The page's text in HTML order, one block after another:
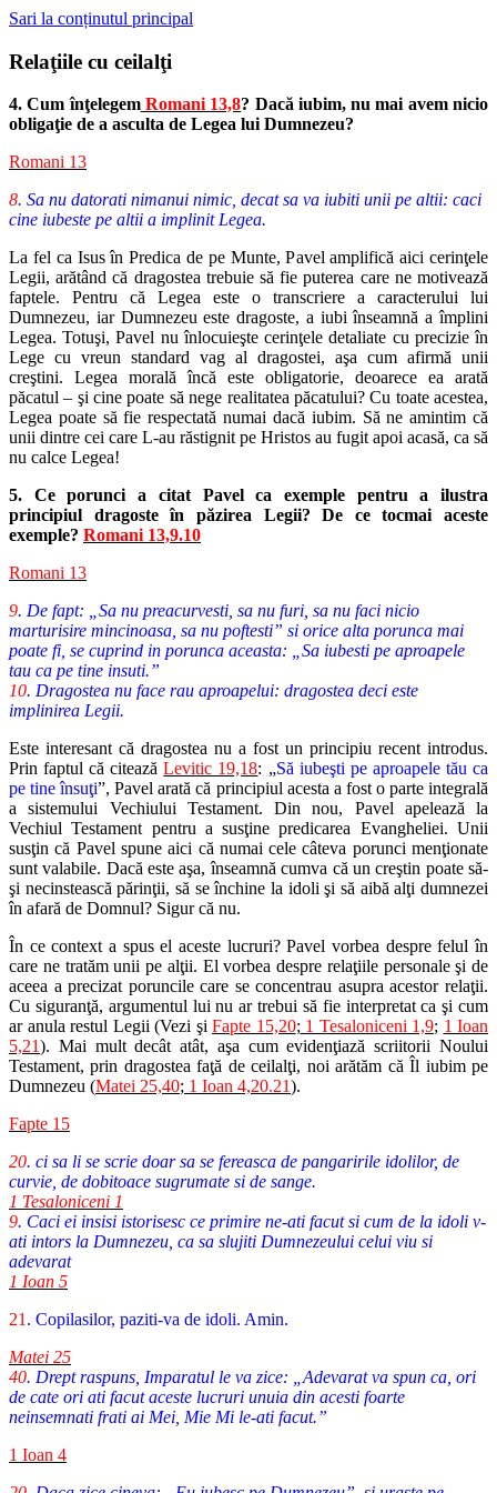
Sari la conținutul principal
Relaţiile cu ceilalţi
4. Cum înţelegemRomani 13,8? Dacă iubim, nu mai avem nicio
obligaţie de a asculta de Legea lui Dumnezeu?
Romani 13
8. Sa nu datorati nimanui nimic, decat sa va iubiti unii pe altii: caci
cine iubeste pe altii a implinit Legea.
La fel ca Isus în Predica de pe Munte, Pavel amplifică aici cerinţele
Legii, arătând că dragostea trebuie să fie puterea care ne motivează
faptele. Pentru că Legea este o transcriere a caracterului lui
Dumnezeu, iar Dumnezeu este dragoste, a iubi înseamnă a împlini
Legea. Totuşi, Pavel nu înlocuieşte cerinţele detaliate cu precizie în
Lege cu vreun standard vag al dragostei, aşa cum afirmă unii
creştini. Legea morală încă este obligatorie, deoarece ea arată
păcatul – şi cine poate să nege realitatea păcatului? Cu toate acestea,
Legea poate să fie respectată numai dacă iubim. Să ne amintim că
unii dintre cei care L-au răstignit pe Hristos au fugit apoi acasă, ca să
nu calce Legea!
5. Ce porunci a citat Pavel ca exemple pentru a ilustra
principiul dragoste în păzirea Legii? De ce tocmai aceste
exemple? Romani 13,9.10
Romani 13
9. De fapt: „Sa nu preacurvesti, sa nu furi, sa nu faci nicio
marturisire mincinoasa, sa nu poftesti” si orice alta porunca mai
poate fi, se cuprind in porunca aceasta: „Sa iubesti pe aproapele
tau ca pe tine insuti.”
10. Dragostea nu face rau aproapelui: dragostea deci este
implinirea Legii.
Este interesant că dragostea nu a fost un principiu recent introdus.
Prin faptul că citeazăLevitic 19,18: „Să iubeşti pe aproapele tău ca
pe tine însuţi”, Pavel arată că principiul acesta a fost o parte integrală
a sistemului Vechiului Testament. Din nou, Pavel apelează la
Vechiul Testament pentru a susţine predicarea Evangheliei. Unii
susţin că Pavel spune aici că numai cele câteva porunci menţionate
sunt valabile. Dacă este aşa, înseamnă cumva că un creştin poate să-
şi necinstească părinţii, să se închine la idoli şi să aibă alţi dumnezei
în afară de Domnul? Sigur că nu.
În ce context a spus el aceste lucruri? Pavel vorbea despre felul în
care ne tratăm unii pe alţii. El vorbea despre relaţiile personale şi de
aceea a precizat poruncile care se concentrau asupra acestor relaţii.
Cu siguranţă, argumentul lui nu ar trebui să fie interpretat ca şi cum
ar anula restul Legii (Vezi şi Fapte 15,20;1 Tesaloniceni 1,9; 1 Ioan
5,21). Mai mult decât atât, aşa cum evidenţiază scriitorii Noului
Testament, prin dragostea faţă de ceilalţi, noi arătăm că Îl iubim pe
Dumnezeu (Matei 25,40; 1 Ioan 4,20.21).
Fapte 15
20. ci sa li se scrie doar sa se fereasca de pangaririle idolilor, de
curvie, de dobitoace sugrumate si de sange.
1 Tesaloniceni 1
9. Caci ei insisi istorisesc ce primire ne-ati facut si cum de la idoli v-
ati intors la Dumnezeu, ca sa slujiti Dumnezeului celui viu si
adevarat
1 Ioan 5
21. Copilasilor, paziti-va de idoli. Amin.
Matei 25
40. Drept raspuns, Imparatul le va zice: „Adevarat va spun ca, ori
de cate ori ati facut aceste lucruri unuia din acesti foarte
neinsemnati frati ai Mei, Mie Mi le-ati facut.”
1 Ioan 4